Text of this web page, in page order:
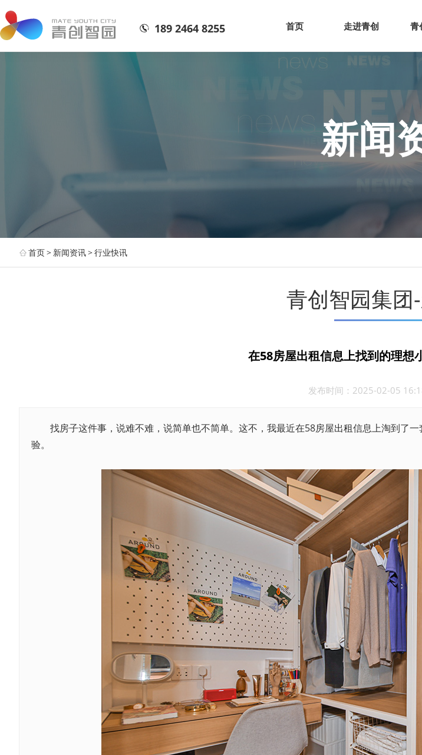
网
189 2464 8255 首页 走进青创 青
新闻
首页> 新闻资讯>行业快讯
青创智园集团
在58房屋出租信息上找到的理想
发布时间：2025-02-05
找房子这件事，说难不难，说简单也不简单。这不，我最近在58房屋出租信息上淘到了
验。